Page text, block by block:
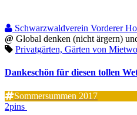
Schwarzwaldverein Vorderer
@ Global denken (nicht ärgern)
Privatgärten, Gärten von
Dankeschön für diesen tollen
Sommersummen 2017
2pins